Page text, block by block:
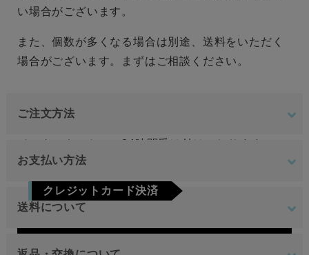
い場合がございます。
また、個数が多くなる場合は別途、送料をいただく
場合がございます。まずはご相談ください。
ご注文方法
インターネットにて24時間受け付けております。
日のみです。
お支払い方法
クレジットカード決済
Visa Mastercard JCB
AMEX
送料について
地域